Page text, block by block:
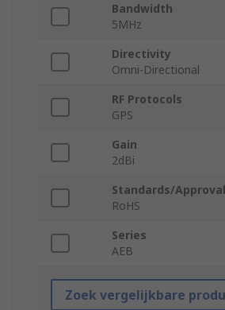
Bandwidth
5MHz
Directivity
Omni-Directional
RF Protocols
GPS
Gain
2dBi
Standards/
RoHS
Series
AEB
Zoek vergelijkbare